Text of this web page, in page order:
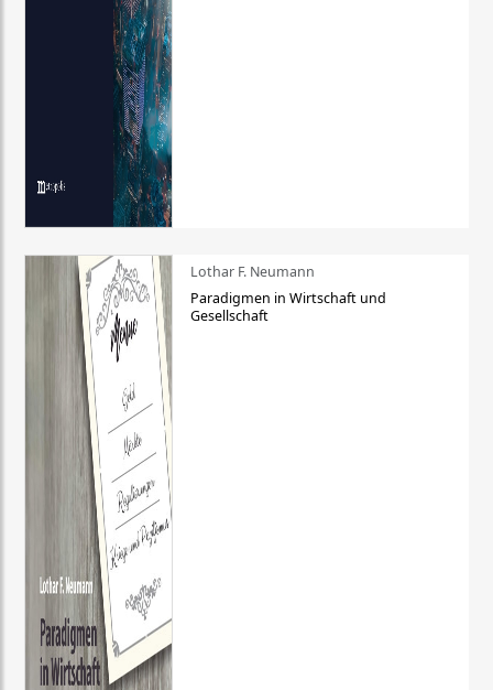
Lothar F. Neumann
Paradigmen in Wirtschaft und
Gesellschaft